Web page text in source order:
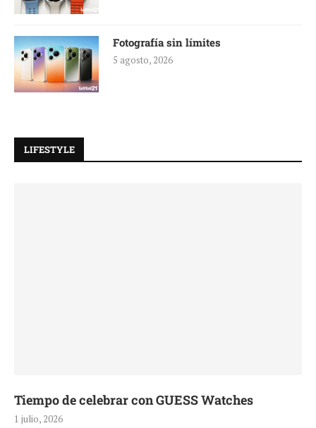
Fotografía sin límites
5 agosto, 2026
LIFESTYLE
Tiempo de celebrar con GUESS Watches
1 julio, 2026